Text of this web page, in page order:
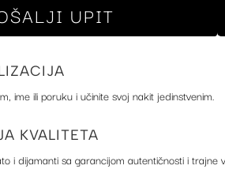
UPIT
ime ili poruku i učinite svoj nakit jedinstvenim.
KVALITETA
i dijamanti sa garancijom autentičnosti i trajne